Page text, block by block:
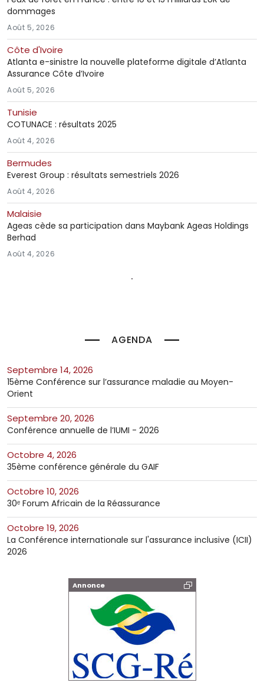
AGENDA
septembre 14, 2026
15ème Conférence sur l’assurance maladie au Moyen-
Orient
septembre 20, 2026
Conférence annuelle de l’IUMI - 2026
octobre 4, 2026
35ème conférence générale du GAIF
octobre 10, 2026
30ᵉ Forum Africain de la Réassurance
octobre 19, 2026
La Conférence internationale sur l'assurance inclusive (ICII)
2026
Annonce
dommages
Août 5, 2026
Côte d'Ivoire
Atlanta e-sinistre la nouvelle plateforme digitale d’Atlanta
Assurance Côte d’Ivoire
Août 5, 2026
Tunisie
COTUNACE : résultats 2025
Août 4, 2026
Bermudes
Everest Group : résultats semestriels 2026
Août 4, 2026
Malaisie
Ageas cède sa participation dans Maybank Ageas Holdings
Berhad
Août 4, 2026